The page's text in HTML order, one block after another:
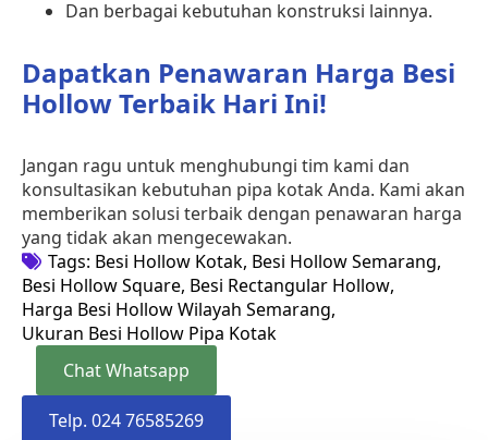
Dan berbagai kebutuhan konstruksi lainnya.
Dapatkan Penawaran Harga Besi
Hollow Terbaik Hari Ini!
Jangan ragu untuk menghubungi tim kami dan
konsultasikan kebutuhan pipa kotak Anda. Kami akan
memberikan solusi terbaik dengan penawaran harga
yang tidak akan mengecewakan.
Tags: Besi Hollow Kotak Besi Hollow Semarang
Besi Hollow Square Besi Rectangular Hollow
Harga Besi Hollow Wilayah Semarang
Ukuran Besi Hollow Pipa Kotak
Chat Whatsapp
Telp. 024 76585269